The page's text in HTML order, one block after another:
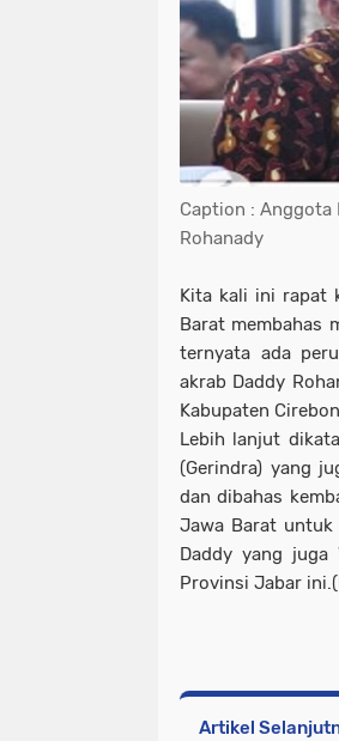
Caption : Anggota
Rohanady
Kita kali ini rapat
Barat membahas
ternyata ada
akrab Daddy
Kabupaten
Lebih lanjut
(Gerindra) yang
dan dibahas
Jawa Barat untuk
Daddy yang juga
Provinsi Jabar
Artikel